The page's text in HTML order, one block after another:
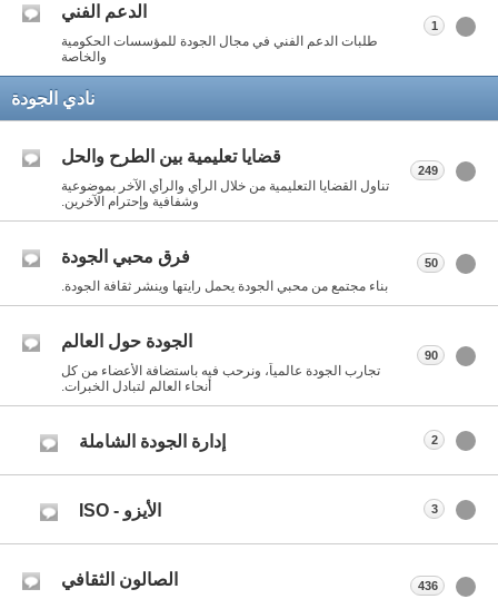
الدعم الفني
طلبات الدعم الفني في مجال الجودة للمؤسسات الحكومية
والخاصة
1
نادي الجودة
قضايا تعليمية بين الطرح والحل
تناول القضايا التعليمية من خلال الرأي والرأي الآخر بموضوعية
وشفافية وإحترام الآخرين.
249
فرق محبي الجودة
بناء مجتمع من محبي الجودة يحمل رايتها وينشر ثقافة الجودة.
50
الجودة حول العالم
تجارب الجودة عالمياً، ونرحب فيه باستضافة الأعضاء من كل
أنحاء العالم لتبادل الخبرات.
90
إدارة الجودة الشاملة 2
الأيزو - ISO 3
الصالون الثقافي 436